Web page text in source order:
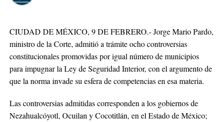
CIUDAD DE MÉXICO, 9 DE FEBRERO.- Jorge Mario Pardo,
ministro de la Corte, admitió a trámite ocho controversias
constitucionales promovidas por igual número de municipios
para impugnar la Ley de Seguridad Interior, con el argumento de
que la norma invade su esfera de competencias en esa materia.
Las controversias admitidas corresponden a los gobiernos de
Nezahualcóyotl, Ocuilan y Cocotitlán, en el Estado de México;